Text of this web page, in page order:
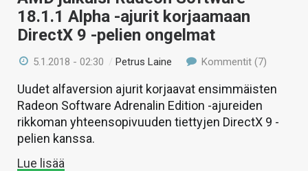
18.1.1 Alpha -ajurit korjaamaan
DirectX 9 -pelien ongelmat
5.1.2018 - 02:30 /Petrus Laine Kommentit (7)
Uudet alfaversion ajurit korjaavat ensimmäisten
Radeon Software Adrenalin Edition -ajureiden
rikkoman yhteensopivuuden tiettyjen DirectX 9 -
pelien kanssa.
Lue lisää